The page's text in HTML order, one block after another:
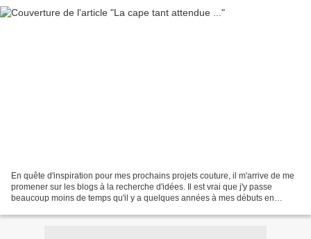
En quête d'inspiration pour mes prochains projets couture, il m'arrive de me
promener sur les blogs à la recherche d'idées. Il est vrai que j'y passe
beaucoup moins de temps qu'il y a quelques années à mes débuts en